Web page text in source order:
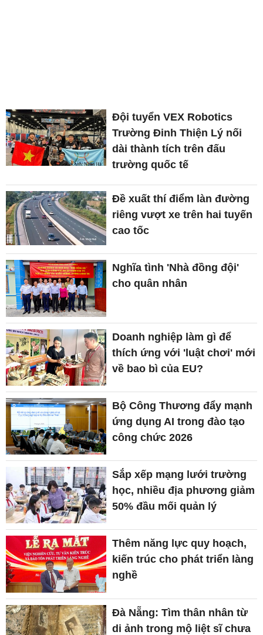
Đội tuyển VEX Robotics
Trường Đinh Thiện Lý nối
dài thành tích trên đấu
trường quốc tế
Đề xuất thí điểm làn đường
riêng vượt xe trên hai tuyến
cao tốc
Nghĩa tình 'Nhà đồng đội'
cho quân nhân
Doanh nghiệp làm gì để
thích ứng với 'luật chơi' mới
về bao bì của EU?
Bộ Công Thương đẩy mạnh
ứng dụng AI trong đào tạo
công chức 2026
Sắp xếp mạng lưới trường
học, nhiều địa phương giảm
50% đầu mối quản lý
Thêm năng lực quy hoạch,
kiến trúc cho phát triển làng
nghề
Đà Nẵng: Tìm thân nhân từ
di ảnh trong mộ liệt sĩ chưa